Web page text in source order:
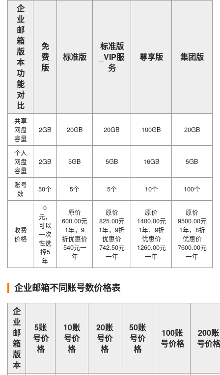
企
业
邮
箱
版
本
功
能
对
比
免
费
版
标准版
标准版
_VIP服
务
尊享版 集团版
共享
网盘
容量
2GB 20GB 20GB 100GB 20GB
个人
网盘
容量
2GB 5GB 5GB 16GB 5GB
账号
数
50个 5个 5个 10个 100个
收费
价格
0
元，
可以
一次
性选
择5
年
原价
600.00元
1年，9
折优惠价
540元一
年
原价
825.00元
1年，9折
优惠价
742.50元
一年
原价
1400.00元
1年，9折
优惠价
1260.00元
一年
原价
9500.00元
1年，8折
优惠价
7600.00元
一年
企业邮箱不同账号数价格表
企
业
邮
箱
版
本
5账
号价
格
10账
号价
格
20账
号价
格
50账
号价
格
100账
号价格
200账
号价格